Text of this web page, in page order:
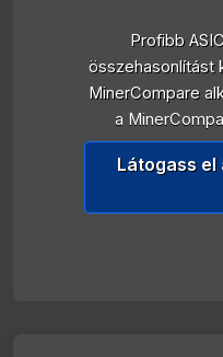
Profibb
összehasonlítást
MinerCompare
a
Látogass el